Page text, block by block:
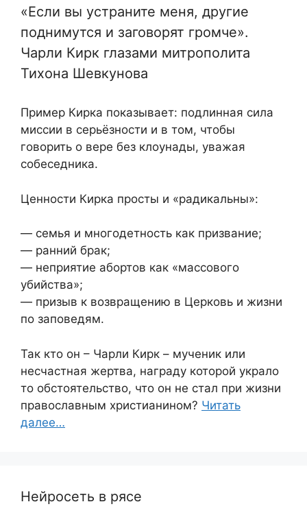
«Если вы устраните меня, другие
поднимутся и заговорят громче».
Чарли Кирк глазами митрополита
Тихона Шевкунова
Пример Кирка показывает: подлинная сила
миссии в серьёзности и в том, чтобы
говорить о вере без клоунады, уважая
собеседника.
Ценности Кирка просты и «радикальны»:
— семья и многодетность как призвание;
— ранний брак;
— неприятие абортов как «массового
убийства»;
— призыв к возвращению в Церковь и жизни
по заповедям.
Так кто он – Чарли Кирк – мученик или
несчастная жертва, награду которой украло
то обстоятельство, что он не стал при жизни
православным христианином? Читать
далее…
Нейросеть в рясе